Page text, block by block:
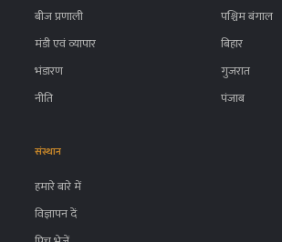
बीज प्रणाली
मंडी एवं व्यापार
भंडारण
नीति
पश्चिम बंगाल
बिहार
गुजरात
पंजाब
संस्थान
हमारे बारे में
विज्ञापन दें